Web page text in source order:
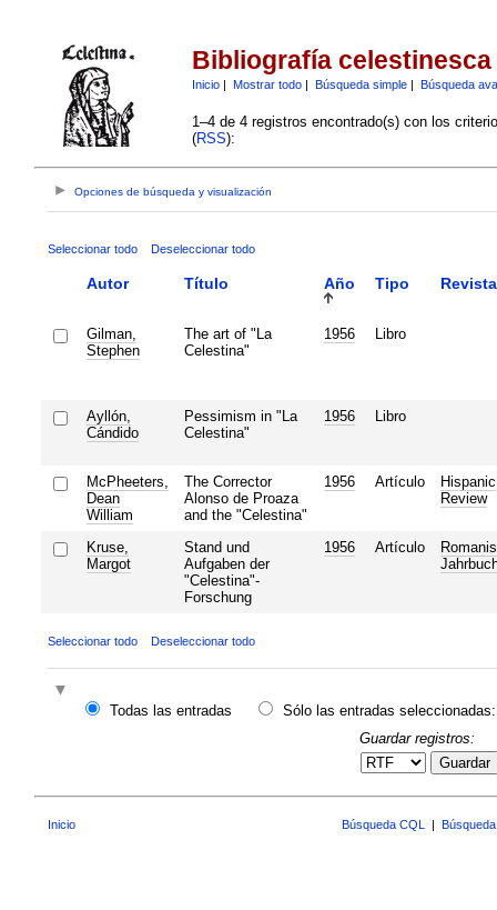
Bibliografía celestinesca
Inicio| Mostrar todo| Búsqueda simple| Búsqueda
1–4 de 4 registros encontrado(s) con los
(RSS):
Opciones de búsqueda y visualización
Seleccionar todo Deseleccionar todo
Autor Título Año Tipo Revista
Gilman,
Stephen
The art of "La
Celestina"
1956 Libro
Ayllón,
Cándido
Pessimism in "La
Celestina"
1956 Libro
McPheeters,
Dean
William
The Corrector
Alonso de Proaza
and the "Celestina"
1956 Artículo
Hispanic
Review
Kruse,
Margot
Stand und
Aufgaben der
"Celestina"-
Forschung
1956 Artículo
Seleccionar todo Deseleccionar todo
Todas las entradas
Sólo las entradas seleccionadas:
Guardar registros:
Guardar
Inicio Búsqueda CQL